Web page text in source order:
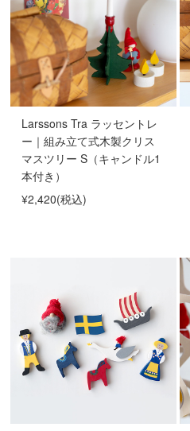
Larssons Tra ラッセントレ
ー｜組み立て式木製クリス
マスツリー S（キャンドル1
本付き）
¥2,420(税込)